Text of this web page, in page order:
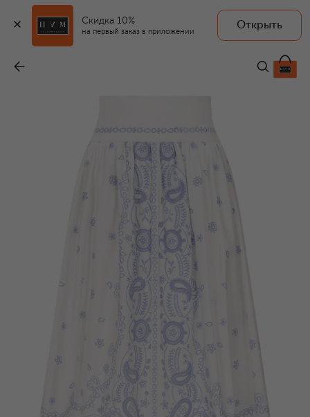
Скидка 10%
на первый заказ в приложении
Открыть
48 950 ₽